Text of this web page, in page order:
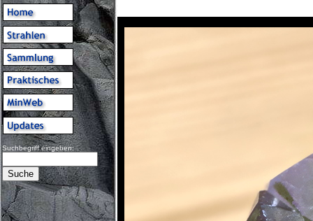
Suchbegriff eingeben: